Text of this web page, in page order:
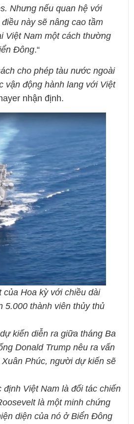
Nhưng nếu quan hệ với
này sẽ nâng cao tầm
Việt Nam một cách thường
Đông.“
cho phép tàu nước ngoài
vận động hành lang với Việt
nhận định.
của Hoa kỳ với chiều dài
5.000 thành viên thủy thủ
kiến diễn ra giữa tháng Ba
Donald Trump nêu ra vấn
Phúc, người dự kiến sẽ
định Việt Nam là đối tác chiến
là một minh chứng
diện của nó ở Biển Đông